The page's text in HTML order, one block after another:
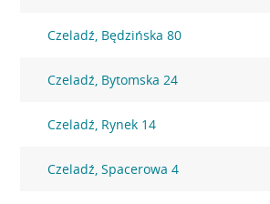
Czeladź, Będzińska 80
Czeladź, Bytomska 24
Czeladź, Rynek 14
Czeladź, Spacerowa 4